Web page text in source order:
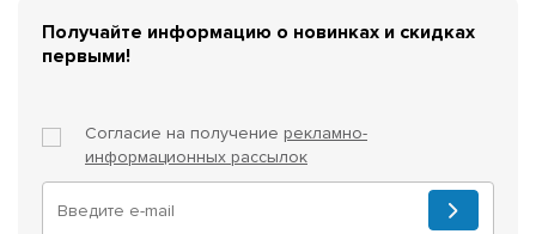
Получайте информацию о новинках и скидках
первыми!
Согласие на получение рекламно-
информационных рассылок